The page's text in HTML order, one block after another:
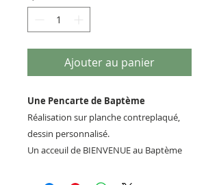
Ajouter au panier
Une Pencarte de Baptème
Réalisation sur planche contreplaqué,
dessin personnalisé.
Un acceuil de BIENVENUE au Baptème